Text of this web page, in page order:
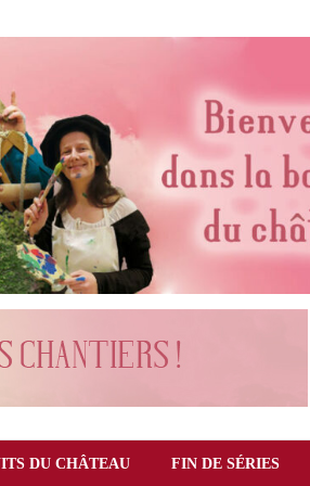
DU CHÂTEAU FIN DE SÉRIES